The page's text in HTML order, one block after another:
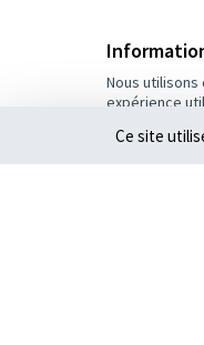
Nous
expérience
Assigné
Ce site